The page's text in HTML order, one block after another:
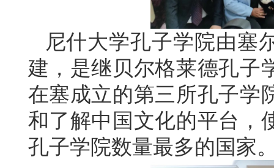
尼什大学孔子学院由塞
建，是继贝尔格莱德孔子
在塞成立的第三所孔子学
和了解中国文化的平台，
孔子学院数量最多的国家